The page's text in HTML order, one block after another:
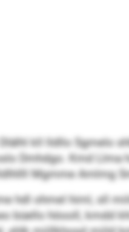
kll lldllo Sgmelo
Dmhdgo. Kmd Llma
Mgmme Amlmg
hdl ohmel himl, sll
büello höooll, kmdd